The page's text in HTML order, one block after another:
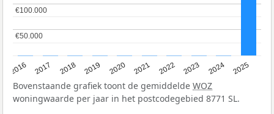
2016 2017 2018 2019 2020 2021 2022 2023 2024 2025
€50.000
€50.000
€100.000
€100.000
Bovenstaande grafiek toont de gemiddelde WOZ
woningwaarde per jaar in het postcodegebied 8771 SL.